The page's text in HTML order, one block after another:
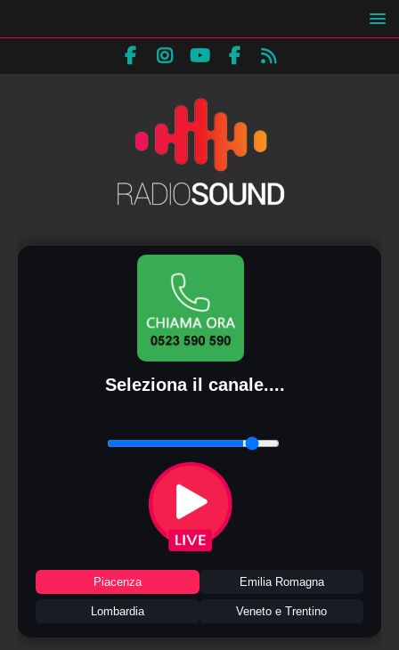
Seleziona il canale....
Piacenza Emilia Romagna
Lombardia Veneto e Trentino